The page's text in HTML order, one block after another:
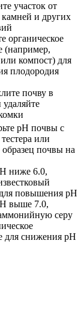
участок от
камней и других
органическое
(например,
компост) для
плодородия
почву в
pH почвы с
или
образец почвы на
ниже 6.0,
повышения pH
выше 7.0,
серу
для снижения pH